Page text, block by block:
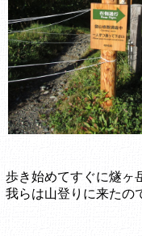
歩き始めてすぐに燧ヶ
我らは山登りに来たの